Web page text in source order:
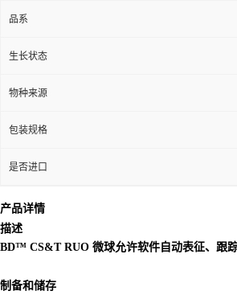
品系
生长状态
物种来源
包装规格
是否进口
产品详情
描述
BD™ CS&T RUO 微球允许软件自动表征、跟
制备和储存